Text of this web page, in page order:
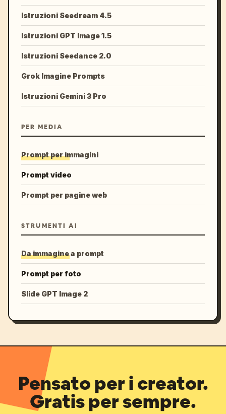
Istruzioni Seedream 4.5
Istruzioni GPT Image 1.5
Istruzioni Seedance 2.0
Grok Imagine Prompts
Istruzioni Gemini 3 Pro
PER MEDIA
Prompt per immagini
Prompt video
Prompt per pagine web
STRUMENTI AI
Da immagine a prompt
Prompt per foto
Slide GPT Image 2
Pensato per i creator.
Gratis per sempre.